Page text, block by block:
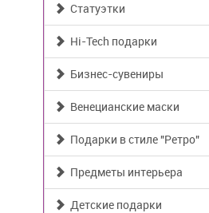
Статуэтки
Hi-Tech подарки
Бизнес-сувениры
Венецианские маски
Подарки в стиле "Ретро"
Предметы интерьера
Детские подарки